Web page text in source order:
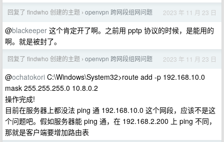
回复了 findwho 创建的主题 › openvpn 跨网段组网问题 2023 年 11 月 23 日
@blackeeper 这个肯定开了啊。之前用 pptp 协议的时候，是能用的
啊。就是被封了。
回复了 findwho 创建的主题 › openvpn 跨网段组网问题 2023 年 11 月 23 日
@ochatokori C:\Windows\System32>route add -p 192.168.10.0
mask 255.255.255.0 10.8.0.2
操作完成!
目前在服务器上都没法 ping 通 192.168.10.0 这个网段，应该不是这
个问题吧。假如服务器能 ping 通，在 192.168.2.200 上 ping 不同，
那就是客户端要增加路由表